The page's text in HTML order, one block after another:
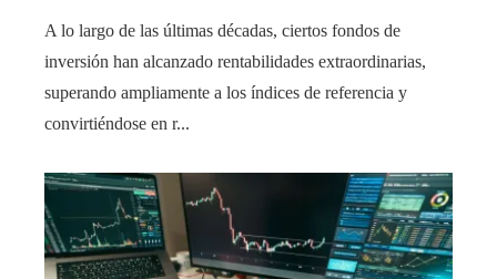
A lo largo de las últimas décadas, ciertos fondos de
inversión han alcanzado rentabilidades extraordinarias,
superando ampliamente a los índices de referencia y
convirtiéndose en r...